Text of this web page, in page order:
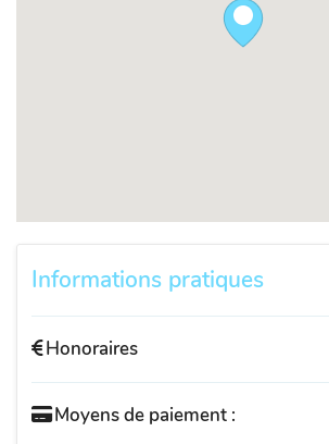
Informations pratiques
Honoraires
Moyens de paiement :